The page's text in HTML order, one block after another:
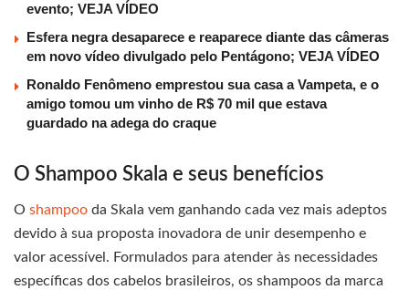
evento; VEJA VÍDEO
Esfera negra desaparece e reaparece diante das câmeras
em novo vídeo divulgado pelo Pentágono; VEJA VÍDEO
Ronaldo Fenômeno emprestou sua casa a Vampeta, e o
amigo tomou um vinho de R$ 70 mil que estava
guardado na adega do craque
O Shampoo Skala e seus benefícios
O shampoo da Skala vem ganhando cada vez mais adeptos
devido à sua proposta inovadora de unir desempenho e
valor acessível. Formulados para atender às necessidades
específicas dos cabelos brasileiros, os shampoos da marca